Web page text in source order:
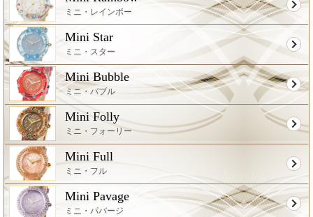
ミニ・レインボー
Mini Star
ミニ・スター
Mini Bubble
ミニ・バブル
Mini Folly
ミニ・フォーリー
Mini Full
ミニ・フル
Mini Pavage
ミニ・パバージ